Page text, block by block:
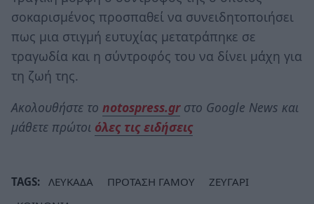
σοκαρισμένος προσπαθεί να συνειδητοποιήσει
πως μια στιγμή ευτυχίας μετατράπηκε σε
τραγωδία και η σύντροφός του να δίνει μάχη για
τη ζωή της.
Ακολουθήστε το notospress.grστο Google News και
μάθετε πρώτοι όλες τις ειδήσεις
TAGS: ΛΕΥΚΑΔΑ ΠΡΟΤΑΣΗ ΓΑΜΟΥ
ΖΕΥΓΑΡΙ